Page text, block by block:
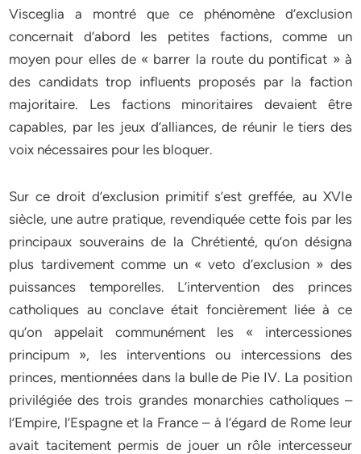
Visceglia a montré que ce phénomène d’exclusion
concernait d’abord les petites factions, comme un
moyen pour elles de « barrer la route du pontificat » à
des candidats trop influents proposés par la faction
majoritaire. Les factions minoritaires devaient être
capables, par les jeux d’alliances, de réunir le tiers des
voix nécessaires pour les bloquer.
Sur ce droit d’exclusion primitif s’est greffée, au XVIe
siècle, une autre pratique, revendiquée cette fois par les
principaux souverains de la Chrétienté, qu’on désigna
plus tardivement comme un « veto d’exclusion » des
puissances temporelles. L’intervention des princes
catholiques au conclave était foncièrement liée à ce
qu’on appelait communément les « intercessiones
principum », les interventions ou intercessions des
princes, mentionnées dans la bulle de Pie IV. La position
privilégiée des trois grandes monarchies catholiques –
l’Empire, l’Espagne et la France – à l’égard de Rome leur
avait tacitement permis de jouer un rôle intercesseur